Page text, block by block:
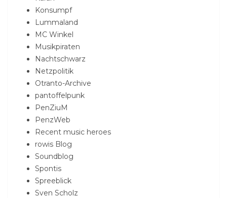
Konsumpf
Lummaland
MC Winkel
Musikpiraten
Nachtschwarz
Netzpolitik
Otranto-Archive
pantoffelpunk
PenZiuM
PenzWeb
Recent music heroes
rowis Blog
Soundblog
Spontis
Spreeblick
Sven Scholz